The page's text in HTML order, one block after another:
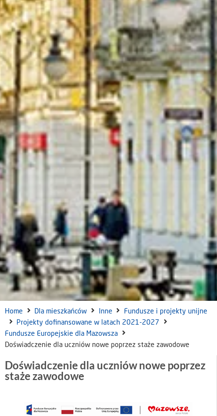
Home Dla mieszkańców Inne
Fundusze i projekty unijne
Projekty dofinansowane w latach 2021-2027
Fundusze Europejskie dla Mazowsza
Doświadczenie dla uczniów nowe poprzez staże zawodowe
Doświadczenie dla uczniów nowe poprzez
staże zawodowe